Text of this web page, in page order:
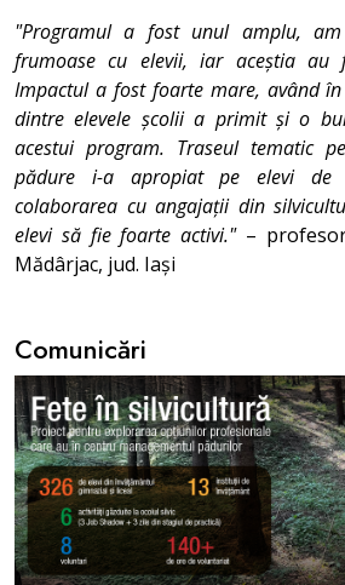
"Programul a fost unul amplu,
frumoase cu elevii, iar aceștia au
Impactul a fost foarte mare, având
dintre elevele școlii a primit și o
acestui program. Traseul tematic
pădure i-a apropiat pe elevi de
colaborarea cu angajații din
elevi să fie foarte activi."–
Mădârjac, jud. Iași
Comunicări